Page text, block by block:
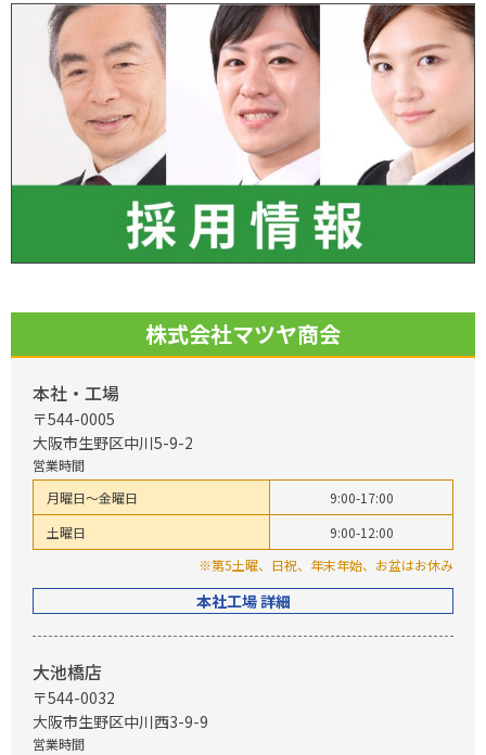
株式会社マツヤ商会
本社・工場
〒544-0005
大阪市生野区中川5-9-2
営業時間
月曜日～金曜日
9:00-17:00
土曜日
9:00-12:00
※第5土曜、日祝、年末年始、お盆はお休み
本社工場 詳細
大池橋店
〒544-0032
大阪市生野区中川西3-9-9
営業時間